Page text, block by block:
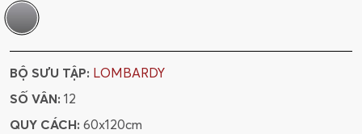
BỘ SƯU TẬP: LOMBARDY
SỐ VÂN: 12
QUY CÁCH: 60x120cm